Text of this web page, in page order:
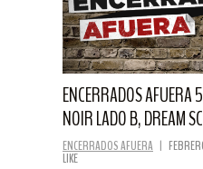
ENCERRADOS AFUERA
NOIR LADO B, DREAM
ENCERRADOS AFUERA |
LIKE